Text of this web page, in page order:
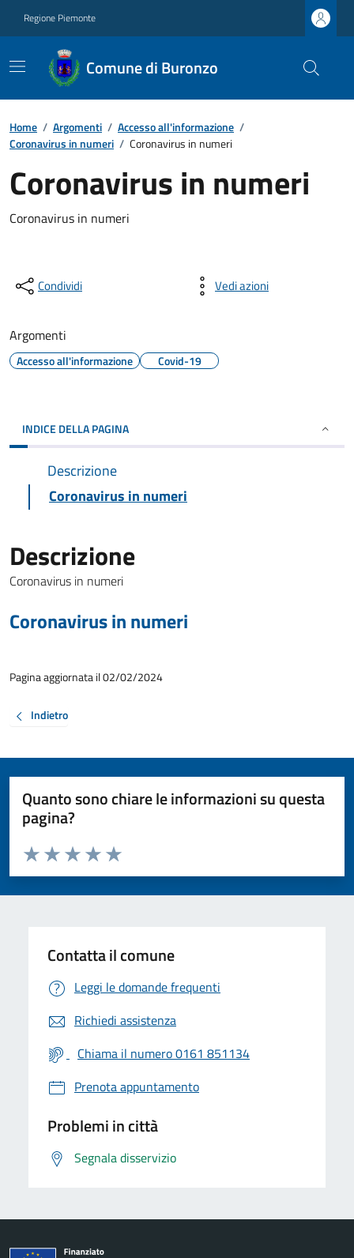
Regione Piemonte
Comune di Buronzo
Home / Argomenti / Accesso all'informazione /
Coronavirus in numeri / Coronavirus in numeri
Coronavirus in numeri
Coronavirus in numeri
Condividi Vedi azioni
Argomenti
Accesso all'informazione Covid-19
INDICE DELLA PAGINA
Descrizione
Coronavirus in numeri
Descrizione
Coronavirus in numeri
Coronavirus in numeri
Pagina aggiornata il 02/02/2024
Indietro
Quanto sono chiare le informazioni su questa
pagina?
Valuta da 1 a 5 stelle la pagina
Valuta 5 stelle su 5
Valuta 4 stelle su 5
Valuta 3 stelle su 5
Valuta 2 stelle su 5
Valuta 1 stelle su 5
Contatta il comune
Leggi le domande frequenti
Richiedi assistenza
Chiama il numero 0161 851134
Prenota appuntamento
Problemi in città
Segnala disservizio